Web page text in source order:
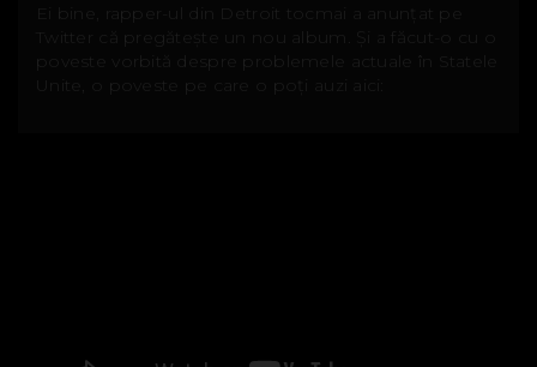
Ei bine, rapper-ul din Detroit tocmai a anunțat pe
Twitter că pregătește un nou album. Și a făcut-o cu o
poveste vorbită despre problemele actuale în Statele
Unite, o poveste pe care o poți auzi aici: